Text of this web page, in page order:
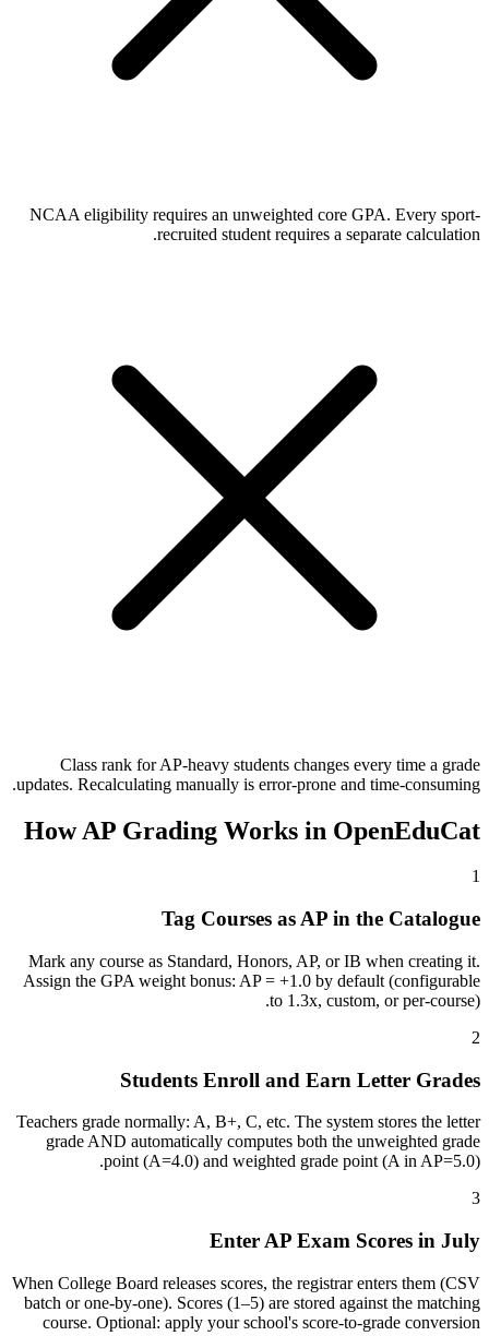
NCAA eligibility requires an unweighted core GPA. Every sport-
recruited student requires a separate calculation.
Class rank for AP-heavy students changes every time a grade
updates. Recalculating manually is error-prone and time-consuming.
How AP Grading Works in OpenEduCat
1
Tag Courses as AP in the Catalogue
Mark any course as Standard, Honors, AP, or IB when creating it.
Assign the GPA weight bonus: AP = +1.0 by default (configurable
to 1.3x, custom, or per-course).
2
Students Enroll and Earn Letter Grades
Teachers grade normally: A, B+, C, etc. The system stores the letter
grade AND automatically computes both the unweighted grade
point (A=4.0) and weighted grade point (A in AP=5.0).
3
Enter AP Exam Scores in July
When College Board releases scores, the registrar enters them (CSV
batch or one-by-one). Scores (1–5) are stored against the matching
course. Optional: apply your school's score-to-grade conversion